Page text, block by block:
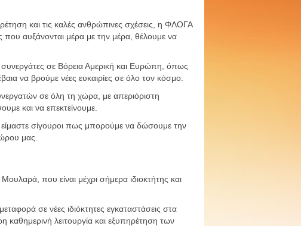
και τις καλές ανθρώπινες σχέσεις, η ΦΛΟΓΑ
που αυξάνονται μέρα με την μέρα, θέλουμε να
συνεργάτες σε Βόρεια Αμερική και Ευρώπη, όπως
να βρούμε νέες ευκαιρίες σε όλο τον κόσμο.
σε όλη τη χώρα, με απεριόριστη
και να επεκτείνουμε.
είμαστε σίγουροι πως μπορούμε να δώσουμε την
μας.
που είναι μέχρι σήμερα ιδιοκτήτης και
σε νέες ιδιόκτητες εγκαταστάσεις στα
καθημερινή λειτουργία και εξυπηρέτηση των